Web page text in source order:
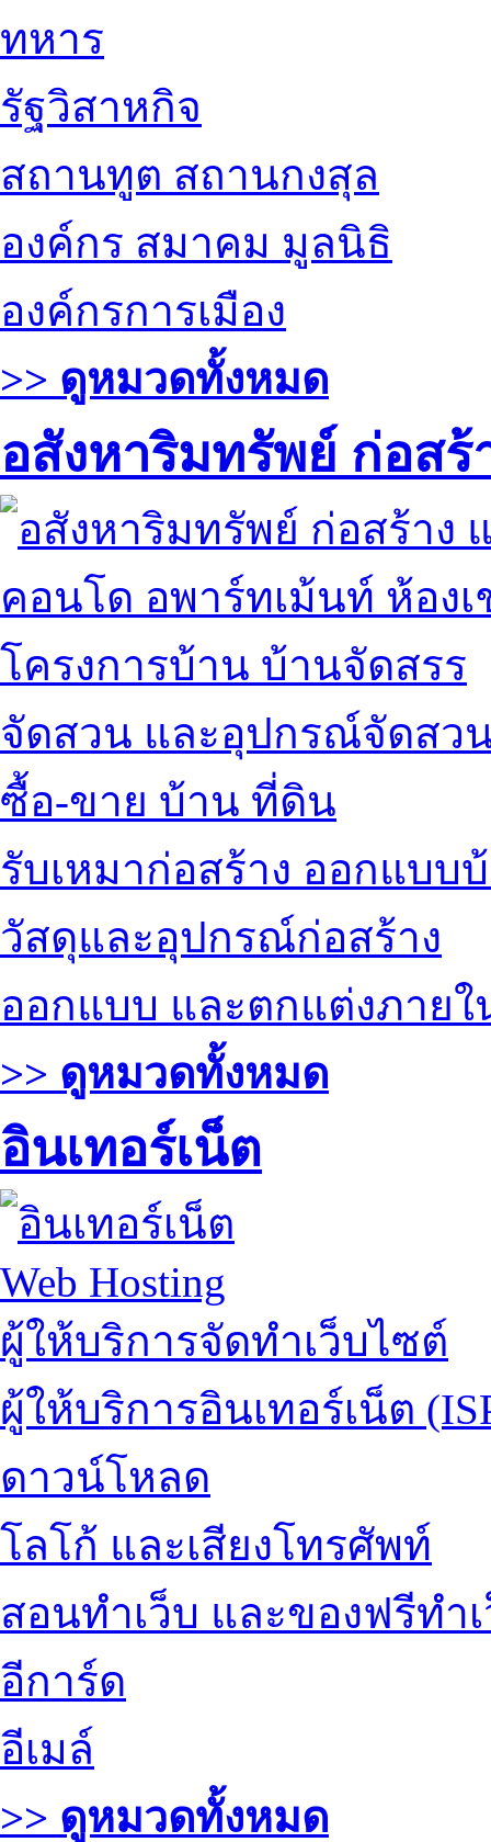
ทหาร
รัฐวิสาหกิจ
สถานทูต สถานกงสุล
องค์กร สมาคม มูลนิธิ
องค์กรการเมือง
>> ดูหมวดทั้งหมด
อสังหาริมทรัพย์ ก่อส
คอนโด อพาร์ทเม้นท์ ห้องเ
โครงการบ้าน บ้านจัดสรร
จัดสวน และอุปกรณ์จัดสว
ซื้อ-ขาย บ้าน ที่ดิน
รับเหมาก่อสร้าง ออกแบบ
วัสดุและอุปกรณ์ก่อสร้าง
ออกแบบ และตกแต่งภายใ
>> ดูหมวดทั้งหมด
อินเทอร์เน็ต
Web Hosting
ผู้ให้บริการจัดทำเว็บไซต์
ผู้ให้บริการอินเทอร์เน็ต
ดาวน์โหลด
โลโก้ และเสียงโทรศัพท์
สอนทำเว็บ และของฟรีทำ
อีการ์ด
อีเมล์
>> ดูหมวดทั้งหมด